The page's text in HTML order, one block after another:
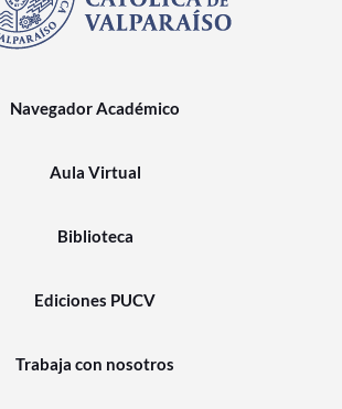
Navegador Académico
Aula Virtual
Biblioteca
Ediciones PUCV
Trabaja con nosotros